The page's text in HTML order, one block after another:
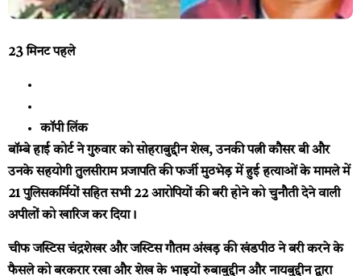
23 मिनट पहले
कॉपी लिंक
बॉम्बे हाई कोर्ट ने गुरुवार को सोहराबुद्दीन शेख, उनकी पत्नी कौसर बी और
उनके सहयोगी तुलसीराम प्रजापति की फर्जी मुठभेड़ में हुई हत्याओं के मामले में
21 पुलिसकर्मियों सहित सभी 22 आरोपियों की बरी होने को चुनौती देने वाली
अपीलों को खारिज कर दिया।
चीफ जस्टिस चंद्रशेखर और जस्टिस गौतम अंखड़ की खंडपीठ ने बरी करने के
फैसले को बरकरार रखा और शेख के भाइयों रुबाबुद्दीन और नायबुद्दीन द्वारा